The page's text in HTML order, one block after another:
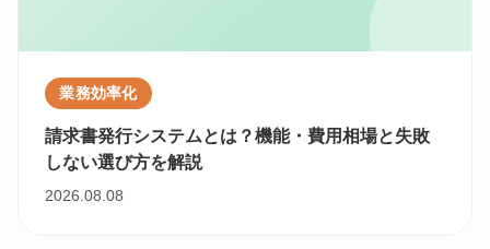
業務効率化
請求書発行システムとは？機能・費用相場と失敗
しない選び方を解説
2026.08.08